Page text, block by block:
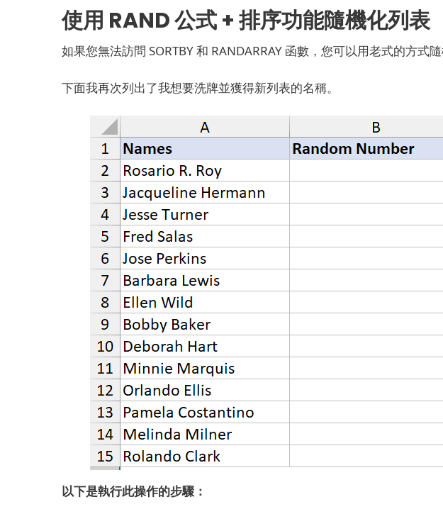
使用 RAND 公式 + 排序功能隨機化列
如果您無法訪問 SORTBY 和 RANDARRAY 函數，您可以用老式的方式隨
下面我再次列出了我想要洗牌並獲得新列表的名稱。
以下是執行此操作的步驟：